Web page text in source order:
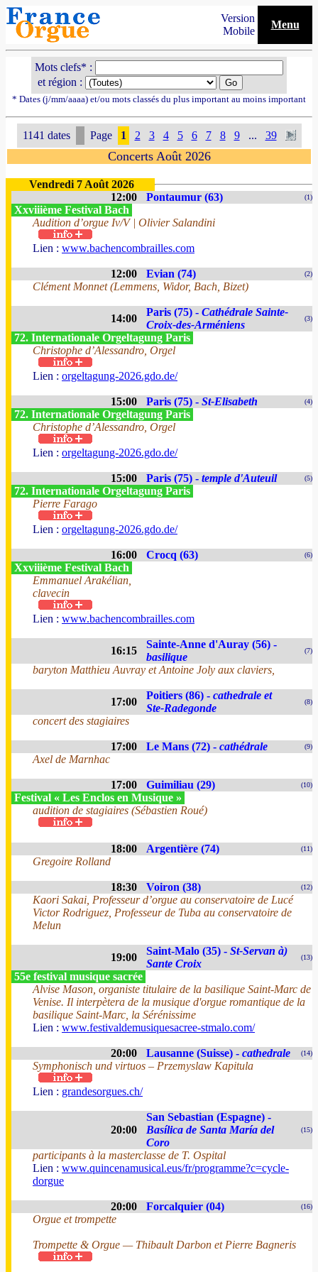
Version
Mobile
Menu
Mots clefs* :
et région :
* Dates (j/mm/aaaa) et/ou mots classés du plus important au moins important
1141 dates Page 1 2 3 4 5 6 7 8 9 ... 39
Concerts Août 2026
Vendredi 7 Août 2026
12:00
Pontaumur (63) (1)
Xxviiième Festival Bach
Audition d’orgue Iv/V | Olivier Salandini
Lien : www.bachencombrailles.com
12:00 Evian (74) (2)
Clément Monnet (Lemmens, Widor, Bach, Bizet)
14:00
Paris (75) - Cathédrale Sainte-
Croix-des-Arméniens
(3)
72. Internationale Orgeltagung Paris
Christophe d’Alessandro, Orgel
Lien : orgeltagung-2026.gdo.de/
15:00 Paris (75) - St-Elisabeth (4)
72. Internationale Orgeltagung Paris
Christophe d’Alessandro, Orgel
Lien : orgeltagung-2026.gdo.de/
15:00 Paris (75) - temple d'Auteuil (5)
72. Internationale Orgeltagung Paris
Pierre Farago
Lien : orgeltagung-2026.gdo.de/
16:00 Crocq (63) (6)
Xxviiième Festival Bach
Emmanuel Arakélian,
clavecin
Lien : www.bachencombrailles.com
16:15
Sainte-Anne d'Auray (56) -
basilique
(7)
baryton Matthieu Auvray et Antoine Joly aux claviers,
17:00
Poitiers (86) - cathedrale et
Ste-Radegonde
(8)
concert des stagiaires
17:00 Le Mans (72) - cathédrale (9)
Axel de Marnhac
17:00 Guimiliau (29) (10)
Festival « Les Enclos en Musique »
audition de stagiaires (Sébastien Roué)
18:00 Argentière (74) (11)
Gregoire Rolland
18:30 Voiron (38) (12)
Kaori Sakai, Professeur d’orgue au conservatoire de Lucé
Victor Rodriguez, Professeur de Tuba au conservatoire de
Melun
19:00
Saint-Malo (35) - St-Servan à)
Sante Croix
(13)
55e festival musique sacrée
Alvise Mason, organiste titulaire de la basilique Saint-Marc de
Venise. Il interpètera de la musique d'orgue romantique de la
basilique Saint-Marc, la Sérénissime
Lien : www.festivaldemusiquesacree-stmalo.com/
20:00 Lausanne (Suisse) - cathedrale (14)
Symphonisch und virtuos – Przemyslaw Kapitula
Lien : grandesorgues.ch/
20:00
San Sebastian (Espagne) -
Basílica de Santa María del
Coro
(15)
participants à la masterclasse de T. Ospital
Lien : www.quincenamusical.eus/fr/programme?c=cycle-
dorgue
20:00 Forcalquier (04) (16)
Orgue et trompette
Trompette & Orgue — Thibault Darbon et Pierre Bagneris